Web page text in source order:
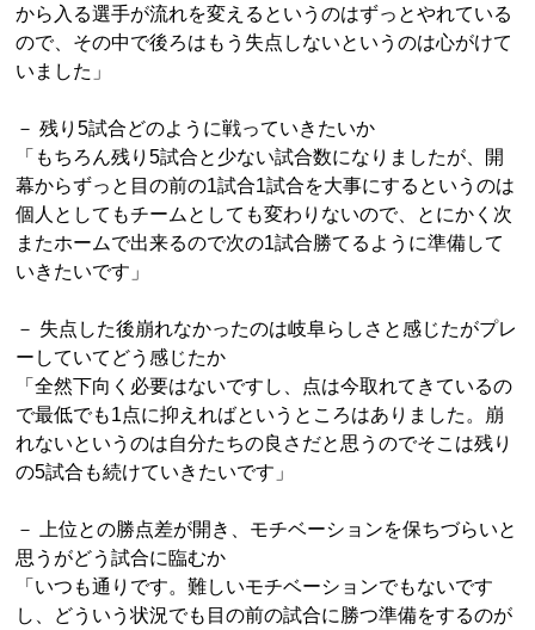
から入る選手が流れを変えるというのはずっとやれている
ので、その中で後ろはもう失点しないというのは心がけて
いました」
－ 残り5試合どのように戦っていきたいか
「もちろん残り5試合と少ない試合数になりましたが、開
幕からずっと目の前の1試合1試合を大事にするというのは
個人としてもチームとしても変わりないので、とにかく次
またホームで出来るので次の1試合勝てるように準備して
いきたいです」
－ 失点した後崩れなかったのは岐阜らしさと感じたがプレ
ーしていてどう感じたか
「全然下向く必要はないですし、点は今取れてきているの
で最低でも1点に抑えればというところはありました。崩
れないというのは自分たちの良さだと思うのでそこは残り
の5試合も続けていきたいです」
－ 上位との勝点差が開き、モチベーションを保ちづらいと
思うがどう試合に臨むか
「いつも通りです。難しいモチベーションでもないです
し、どういう状況でも目の前の試合に勝つ準備をするのが